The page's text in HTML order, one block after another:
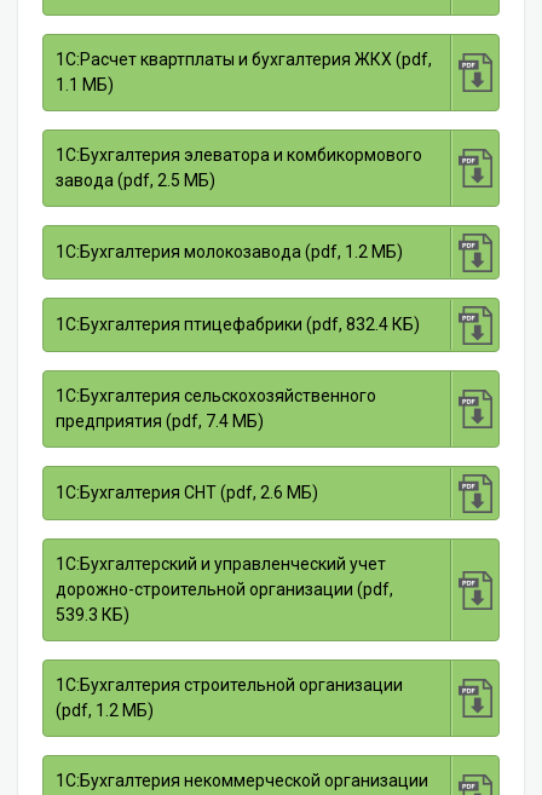
1С:Расчет квартплаты и бухгалтерия ЖКХ (pdf,
1.1 МБ)
1С:Бухгалтерия элеватора и комбикормового
завода (pdf, 2.5 МБ)
1С:Бухгалтерия молокозавода (pdf, 1.2 МБ)
1С:Бухгалтерия птицефабрики (pdf, 832.4 КБ)
1С:Бухгалтерия сельскохозяйственного
предприятия (pdf, 7.4 МБ)
1С:Бухгалтерия СНТ (pdf, 2.6 МБ)
1С:Бухгалтерский и управленческий учет
дорожно-строительной организации (pdf,
539.3 КБ)
1С:Бухгалтерия строительной организации
(pdf, 1.2 МБ)
1С:Бухгалтерия некоммерческой организации